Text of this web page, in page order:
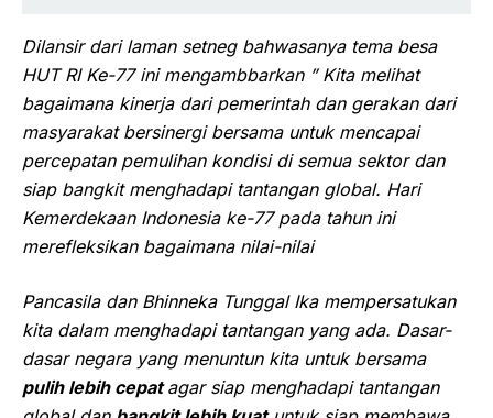
Dilansir dari laman setneg bahwasanya tema besa
HUT RI Ke-77 ini mengambbarkan ” Kita melihat
bagaimana kinerja dari pemerintah dan gerakan dari
masyarakat bersinergi bersama untuk mencapai
percepatan pemulihan kondisi di semua sektor dan
siap bangkit menghadapi tantangan global. Hari
Kemerdekaan Indonesia ke-77 pada tahun ini
merefleksikan bagaimana nilai-nilai
Pancasila dan Bhinneka Tunggal Ika mempersatukan
kita dalam menghadapi tantangan yang ada. Dasar-
dasar negara yang menuntun kita untuk bersama
pulih lebih cepatagar siap menghadapi tantangan